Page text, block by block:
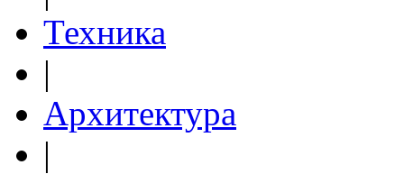
Техника
|
Архитектура
|